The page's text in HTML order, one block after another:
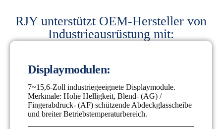
RJY unterstützt OEM-Hersteller von
Industrieausrüstung mit:
Displaymodulen:
7~15,6-Zoll industriegeeignete Displaymodule.
Merkmale: Hohe Helligkeit, Blend- (AG) /
Fingerabdruck- (AF) schützende Abdeckglasscheibe
und breiter Betriebstemperaturbereich.